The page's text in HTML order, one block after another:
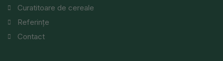
Curatitoare de cereale
Referințe
Contact